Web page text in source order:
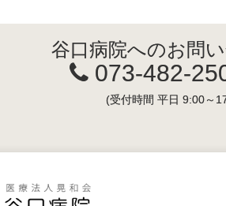
谷口病院へのお問
073-482-
(受付時間 平日 9:00～